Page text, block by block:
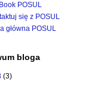
POSUL
się z POSUL
główna POSUL
bloga
(3)